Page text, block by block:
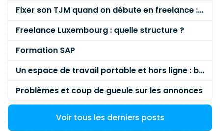
Fixer son TJM quand on débute en freelance : la méthode mathématique (et pas au feeling) 🛑
Freelance Luxembourg : quelle structure ?
Formation SAP
Un espace de travail portable et hors ligne : besoin réel ou fausse bonne idée ?
Problèmes et coup de gueule sur les annonces
Voir tous les derniers posts